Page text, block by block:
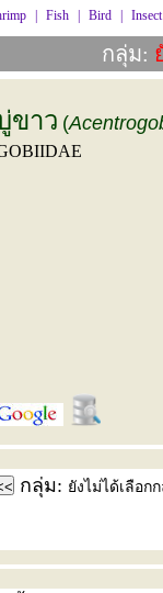
Fish Bird Insect
กลุ่ม:
ขาว (
กลุ่ม: ยังไม่ได้เลือก